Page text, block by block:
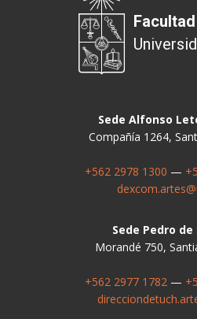
Sede Alfonso
Compañía 1264,
+562 2978 1300 —
Sede Pedro
Morandé 750,
+562 2977 1782—